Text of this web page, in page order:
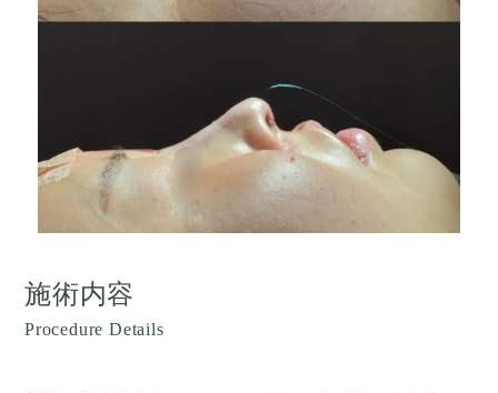
施術内容
Procedure Details